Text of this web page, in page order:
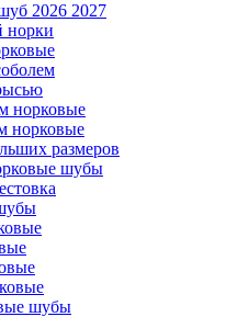
2026 2027
норки
норковые
норковые
размеров
шубы
шубы